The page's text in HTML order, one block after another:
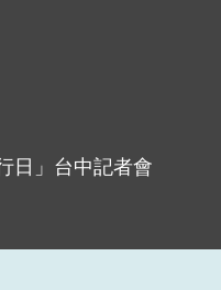
日」台中記者會